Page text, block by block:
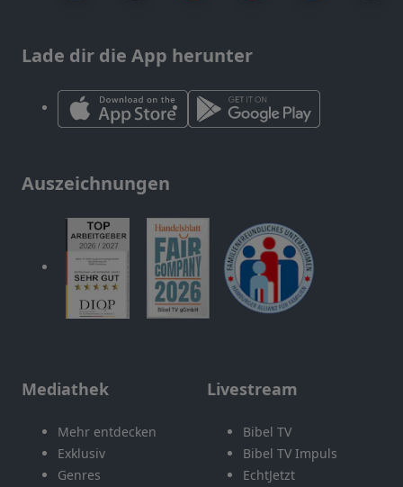
Lade dir die App herunter
Auszeichnungen
Mediathek
Mehr entdecken
Exklusiv
Genres
Livestream
Bibel TV
Bibel TV Impuls
EchtJetzt